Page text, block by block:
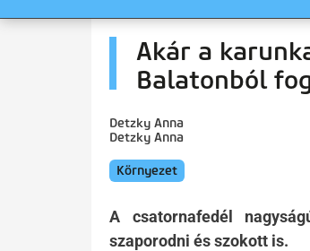
Akár a
Balatonból
Detzky Anna
Detzky Anna
Környezet
A csatornafedél
szaporodni és szokott is.